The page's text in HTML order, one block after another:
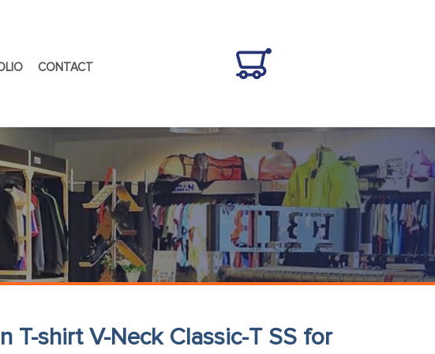
CONTACT
T-shirt V-Neck Classic-T SS for